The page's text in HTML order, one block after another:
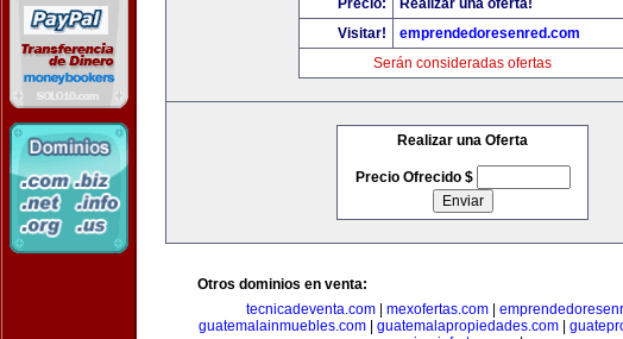
Precio:
Realizar una oferta!
Visitar!
emprendedoresenred.com
Serán consideradas ofertas
Realizar una Oferta
Precio Ofrecido $
Otros dominios en venta:
tecnicadeventa.com
mexofertas.com
guatemalainmuebles.com
guatemalapropiedades.com